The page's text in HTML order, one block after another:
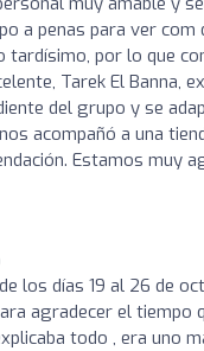
a penas para ver
por lo que
Tarek El Banna,
del grupo y se
acompañó a una
Estamos muy
los días 19 al 26 de
agradecer el tiempo
todo , era uno